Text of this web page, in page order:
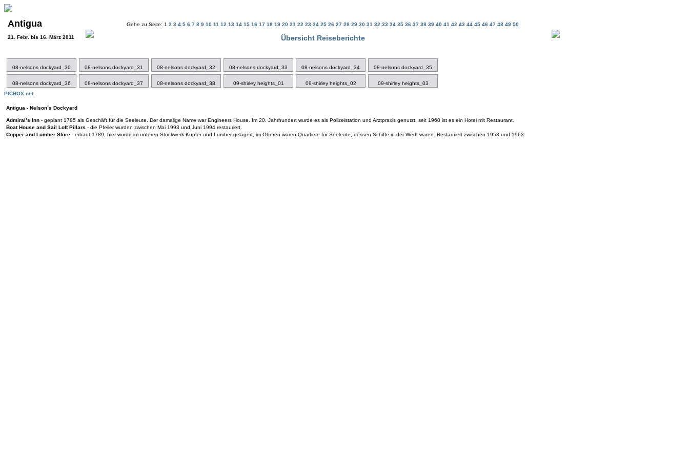
Antigua
21. Febr. bis 16. März 2011
Gehe zu Seite: 1 2 3 4 5 6 7 8 9 10 11 12 13 14 15 16 17 18 19 20 21 22 23 24 25 26 27 28 29 30 31 32 33 34 35 36 37 38 39 40 41 42 43 44 45 46 47 48 49 50
Übersicht Reiseberichte
08-nelsons dockyard_30 08-nelsons dockyard_31 08-nelsons dockyard_32 08-nelsons dockyard_33 08-nelsons dockyard_34 08-nelsons dockyard_35
08-nelsons dockyard_36 08-nelsons dockyard_37 08-nelsons dockyard_38 09-shirley heights_01 09-shirley heights_02
09-shirley heights_03
PICBOX.net
Antigua - Nelson´s Dockyard
Admiral’s Inn - geplant 1785 als Geschäft für die Seeleute. Der damalige Name war Engineers House. Im 20. Jahrhundert wurde es als Polizeistation und Arztpraxis genutzt, seit 1960 ist es ein Hotel mit Restaurant.
Boat House and Sail Loft Pillars - die Pfeiler wurden zwischen Mai 1993 und Juni 1994 restauriert.
Copper and Lumber Store - erbaut 1789, hier wurde im unteren Stockwerk Kupfer und Lumber gelagert, im Oberen waren Quartiere für Seeleute, dessen Schiffe in der Werft waren. Restauriert zwischen 1953 und 1963.